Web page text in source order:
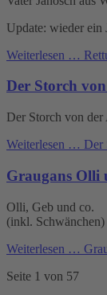
Update: wieder ein
Weiterlesen …
Der Storch
Der Storch von
Weiterlesen … Der
Graugans Olli
Olli, Geb und co.
(inkl. Schwänchen)
Weiterlesen …
Seite 1 von 57